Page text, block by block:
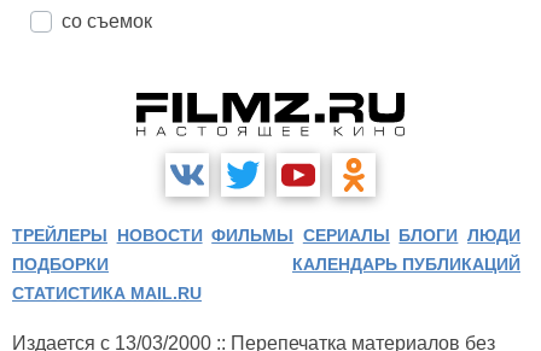
со съемок
ТРЕЙЛЕРЫ НОВОСТИ ФИЛЬМЫ СЕРИАЛЫ БЛОГИ ЛЮДИ
ПОДБОРКИ
КАЛЕНДАРЬ ПУБЛИКАЦИЙ
СТАТИСТИКА MAIL.RU
Издается с 13/03/2000 :: Перепечатка материалов без